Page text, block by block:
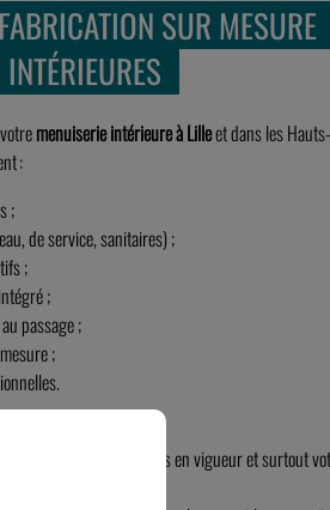
SUR MESURE
menuiserie intérieure à Lilleet dans les
:
;
de service, sanitaires) ;
;
;
passage ;
;
des charges, les normes en vigueur et surtout